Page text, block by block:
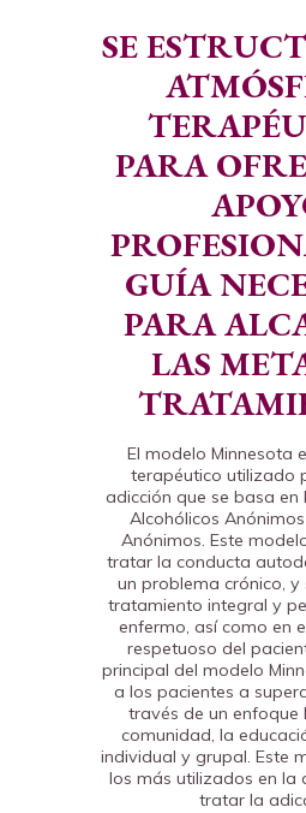
SE
PARA
GUÍA
PARA
LAS
El modelo Minnesota
terapéutico utilizado
adicción que se basa en
Alcohólicos
Anónimos. Este
tratar la conducta
un problema crónico, y
tratamiento integral y
enfermo, así como en
respetuoso del
principal del modelo
a los pacientes a
través de un enfoque
comunidad, la
individual y grupal. Este
los más utilizados en la
tratar la